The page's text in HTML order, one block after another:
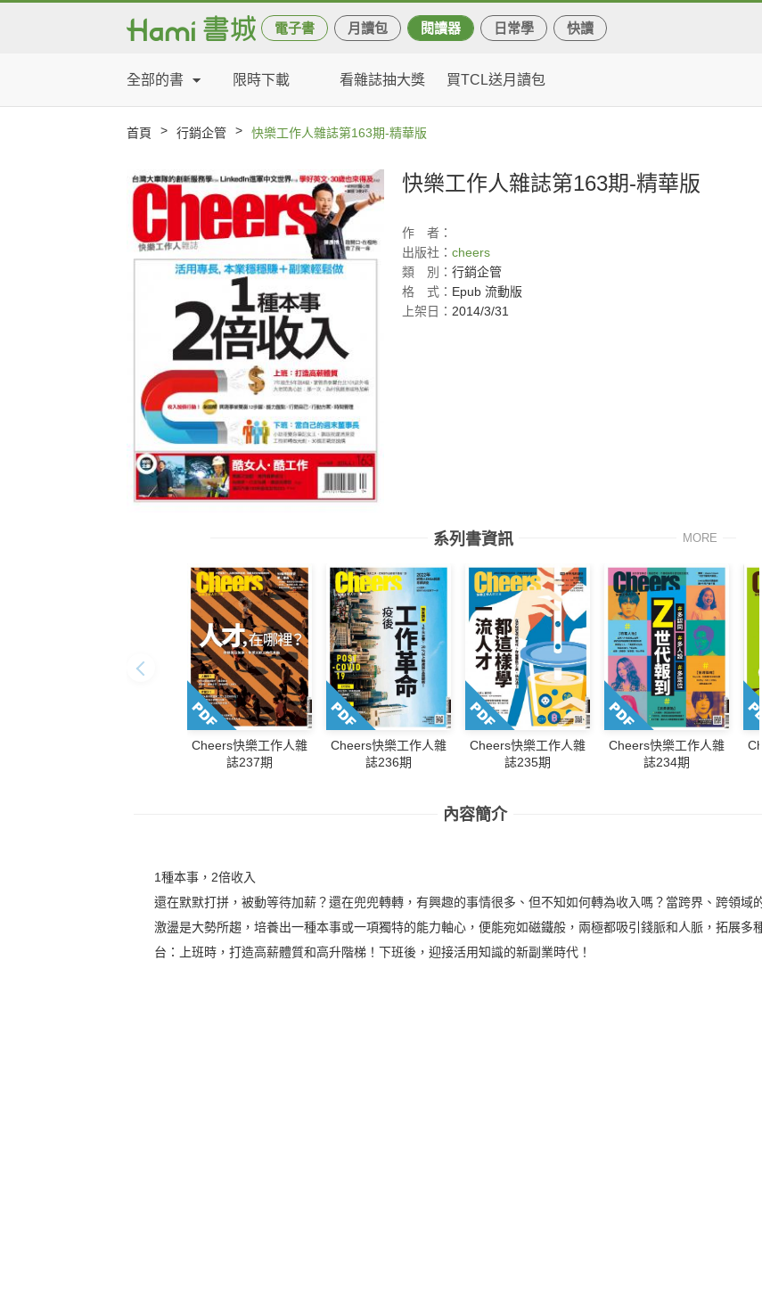
電子書 月讀包 閱讀器 日常學 快讀
全部的書 限時下載 看雜誌抽大獎 買TCL送月讀包
首頁 > 行銷企管 > 快樂工作人雜誌第163期-精華版
快樂工作人雜誌第163期-精華版
作
者：
出版社： cheers
類
別： 行銷企管
格
式： Epub 流動版
上架日： 2014/3/31
系列書資訊 MORE
Cheers快樂工作人雜
誌237期
Cheers快樂工作人雜
誌236期
Cheers快樂工作人雜
誌235期
Cheers快樂工作人雜
誌234期
內容簡介
1種本事，2倍收入
還在默默打拼，被動等待加薪？還在兜兜轉轉，有興趣的事情很多、但不知如何轉為收入嗎？當跨界、跨領域
激盪是大勢所趨，培養出一種本事或一項獨特的能力軸心，便能宛如磁鐵般，兩極都吸引錢脈和人脈，拓展多
台：上班時，打造高薪體質和高升階梯！下班後，迎接活用知識的新副業時代！